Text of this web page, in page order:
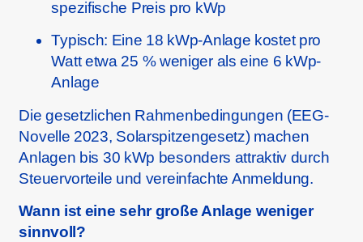
spezifische Preis pro kWp
Typisch: Eine 18 kWp-Anlage kostet pro
Watt etwa 25 % weniger als eine 6 kWp-
Anlage
Die gesetzlichen Rahmenbedingungen (EEG-
Novelle 2023, Solarspitzengesetz) machen
Anlagen bis 30 kWp besonders attraktiv durch
Steuervorteile und vereinfachte Anmeldung.
Wann ist eine sehr große Anlage weniger
sinnvoll?